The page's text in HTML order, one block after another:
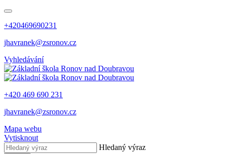
+420469690231
jhavranek@zsronov.cz
Vyhledávání
+420 469 690 231
jhavranek@zsronov.cz
Mapa webu
Vytisknout
Hledaný výraz